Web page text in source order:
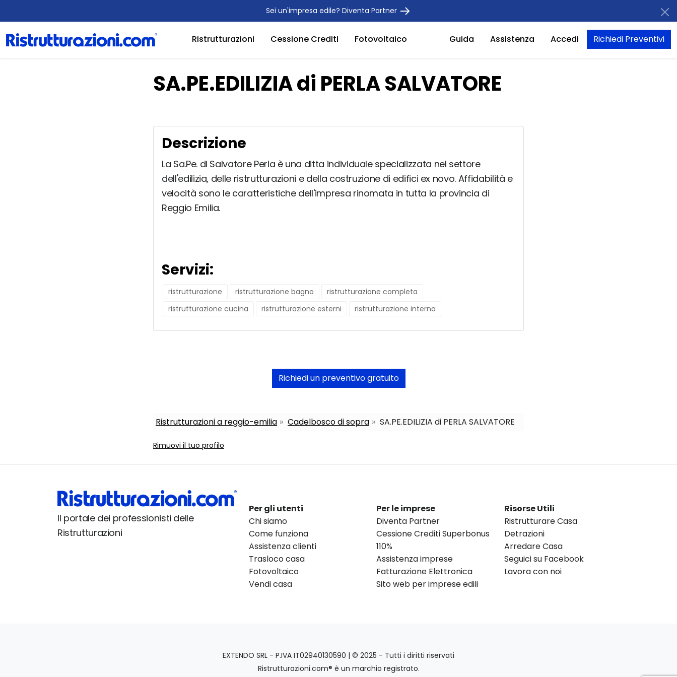
Sei un'impresa edile? Diventa Partner
Ristrutturazioni Cessione Crediti Fotovoltaico Guida Assistenza Accedi Richiedi Preventivi
SA.PE.EDILIZIA di PERLA SALVATORE
Descrizione
La Sa.Pe. di Salvatore Perla è una ditta individuale specializzata nel settore
dell'edilizia, delle ristrutturazioni e della costruzione di edifici ex novo. Affidabilità e
velocità sono le caratteristiche dell'impresa rinomata in tutta la provincia di
Reggio Emilia.
Servizi:
ristrutturazione ristrutturazione bagno
ristrutturazione completa
ristrutturazione cucina
ristrutturazione esterni ristrutturazione interna
Richiedi un preventivo gratuito
Ristrutturazioni a reggio-emilia Cadelbosco di sopra SA.PE.EDILIZIA di PERLA SALVATORE
Rimuovi il tuo profilo
Il portale dei professionisti delle
Ristrutturazioni
Per gli utenti
Chi siamo
Come funziona
Assistenza clienti
Trasloco casa
Fotovoltaico
Vendi casa
Per le imprese
Diventa Partner
Cessione Crediti Superbonus
110%
Assistenza imprese
Fatturazione Elettronica
Sito web per imprese edili
Risorse Utili
Ristrutturare Casa
Detrazioni
Arredare Casa
Seguici su Facebook
Lavora con noi
EXTENDO SRL - P.IVA IT02940130590 | © 2025 - Tutti i diritti riservati
Ristrutturazioni.com® è un marchio registrato.